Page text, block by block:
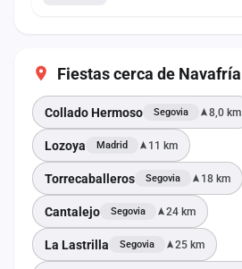
Fiestas cerca de Navafría
Collado Hermoso Segovia 8,0 km
Lozoya Madrid 11 km
Torrecaballeros Segovia 18 km
Cantalejo Segovia 24 km
La Lastrilla Segovia 25 km